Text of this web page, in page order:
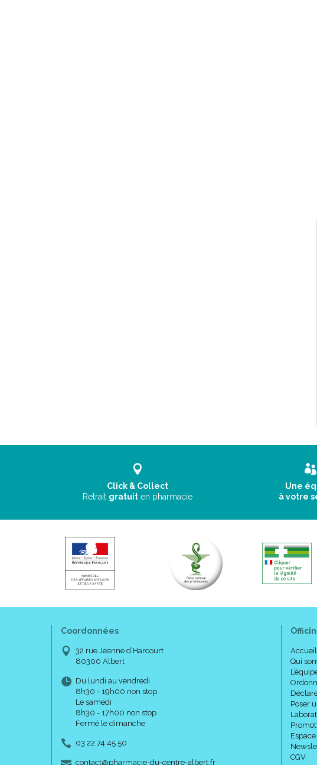
Click & Collect
Retrait gratuit en pharmacie
Une
à votre
Coordonnées
32 rue Jeanne d’Harcourt
80300 Albert
Du lundi au vendredi
8h30 - 19h00 non stop
Le samedi
8h30 - 17h00 non stop
Fermé le dimanche
03 22 74 45 50
contact-
@-
pharmacie-du-centre-albert.fr
Accueil
Qui
Poser
CGV